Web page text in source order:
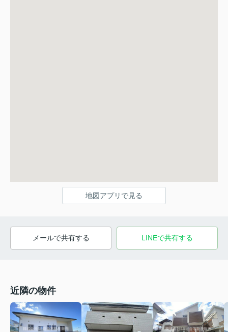
地図アプリで見る
メールで共有する LINEで共有する
近隣の物件